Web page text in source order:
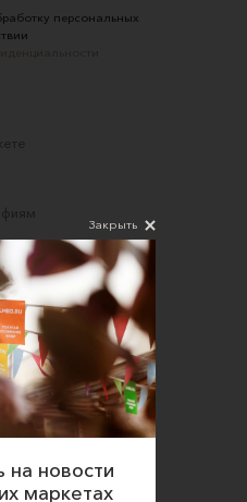
персональных
услуг
Закрыть
новости
маркетах